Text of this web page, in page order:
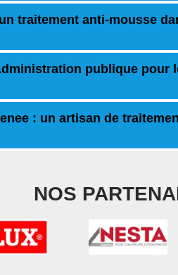
traitement anti-mousse
publique pour
: un artisan de
NOS